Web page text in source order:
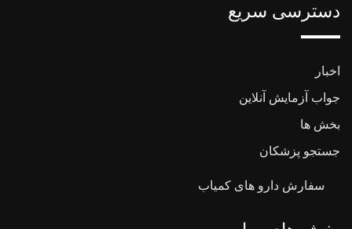
دسترسی سریع
اخبار
جواب آزمایش آنلاین
بخش ها
جستجو پزشکان
سفارش دارو های کمیاب